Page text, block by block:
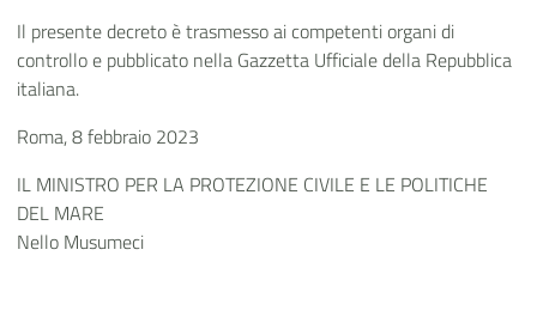
Il presente decreto è trasmesso ai competenti organi di
controllo e pubblicato nella Gazzetta Ufficiale della Repubblica
italiana.
Roma, 8 febbraio 2023
IL MINISTRO PER LA PROTEZIONE CIVILE E LE POLITICHE
DEL MARE
Nello Musumeci